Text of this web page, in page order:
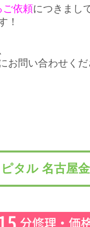
ご依頼につきまし
！
お問い合わせく
タル 名古屋